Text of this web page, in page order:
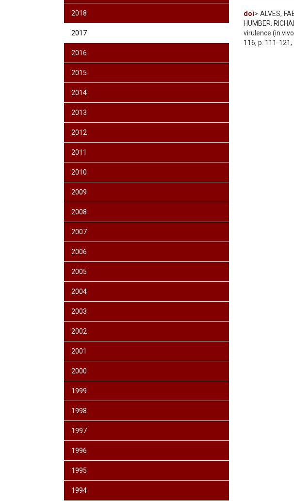
2018
2017
2016
2015
2014
2013
2012
2011
2010
2009
2008
2007
2006
2005
2004
2003
2002
2001
2000
1999
1998
1997
1996
1995
1994
doi> ALVES,
HUMBER,
virulence (in
116, p. 111-121,